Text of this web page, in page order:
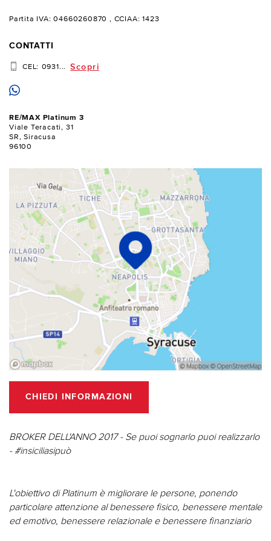
Partita IVA: 04660260870 , CCIAA: 1423
CONTATTI
CEL: 0931... Scopri
RE/MAX Platinum 3
Viale Teracati, 31
SR, Siracusa
96100
CHIEDI INFORMAZIONI
BROKER DELL'ANNO 2017 - Se puoi sognarlo puoi realizzarlo
- #insiciliasipuò
L'obiettivo di Platinum è migliorare le persone, ponendo
particolare attenzione al benessere fisico, benessere mentale
ed emotivo, benessere relazionale e benessere finanziario